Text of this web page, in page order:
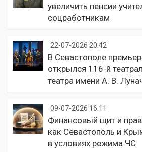
увеличить пенсии
соцработникам
22-07-2026 20:42
В Севастополе
открылся 116-й
театра имени А. В.
09-07-2026 16:11
Финансовый щит и
как Севастополь и
в условиях режима ЧС